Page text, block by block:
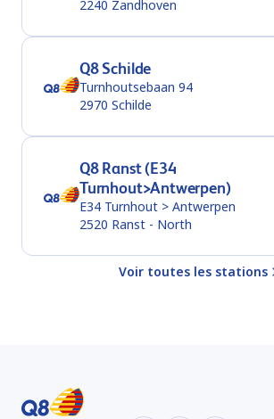
2240 Zandhoven
Q8 Schilde
Turnhoutsebaan 94
2970 Schilde
Q8 Ranst (E34
Turnhout>Antwerpen)
E34 Turnhout > Antwerpen
2520 Ranst - North
Voir toutes les stations